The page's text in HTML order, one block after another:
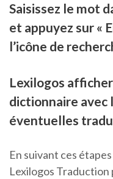
Saisissez le mot
et appuyez sur «
l’icône de
Lexilogos
dictionnaire avec
éventuelles
En suivant ces
Lexilogos Traduction